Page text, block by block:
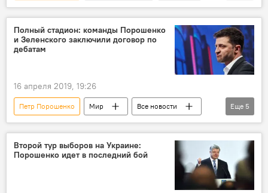
Кирилл Вышинский
Украина
Полный стадион: команды Порошенко
и Зеленского заключили договор по
дебатам
16 апреля 2019, 19:26
Петр Порошенко Мир
Все новости
Политика
Украина
выборы
Владимир Зеленский
стадион
Еще 5
Второй тур выборов на Украине:
Порошенко идет в последний бой